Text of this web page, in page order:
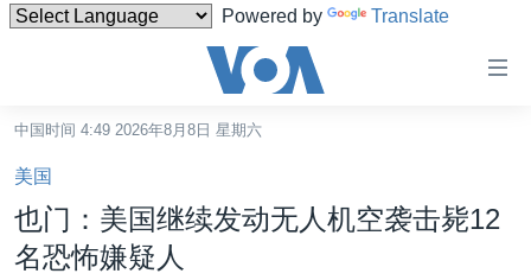
Powered by Translate
碍
链
转
中国
中国时间 4:49 2026年8月8日 星期六
美国
也门：美国继续发动无人机空袭击毙12
名恐怖嫌疑人